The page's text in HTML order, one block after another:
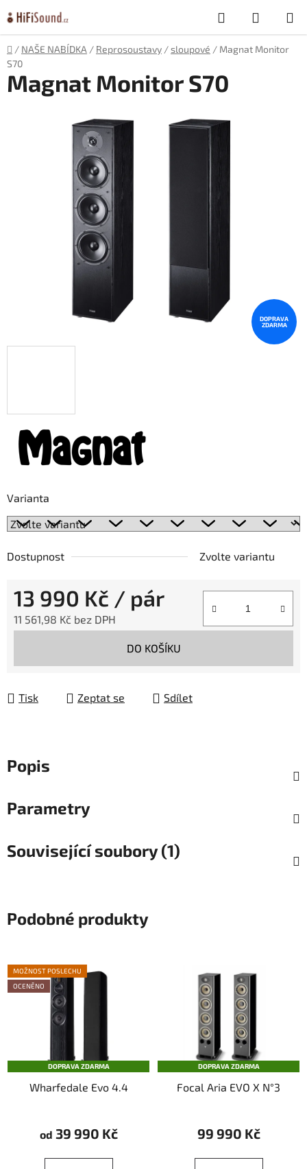
na
obsah
Hledat
KOŠÍK
Domů
/ NAŠE NABÍDKA / Reprosoustavy /sloupové / Magnat Monitor
S70
Varianta
Dostupnost Zvolte variantu
13 990 Kč / pár
11 561,98 Kč bez DPH
DO KOŠÍKU
Tisk Zeptat se Sdílet
Magnat Monitor S70
DOPRAVA
ZDARMA
Popis
Parametry
Související soubory (1)
Podobné produkty
MOŽNOST POSLECHU
OCENĚNO
DOPRAVA ZDARMA
Wharfedale Evo 4.4
od 39 990 Kč
DOPRAVA ZDARMA
Focal Aria EVO X N°3
99 990 Kč